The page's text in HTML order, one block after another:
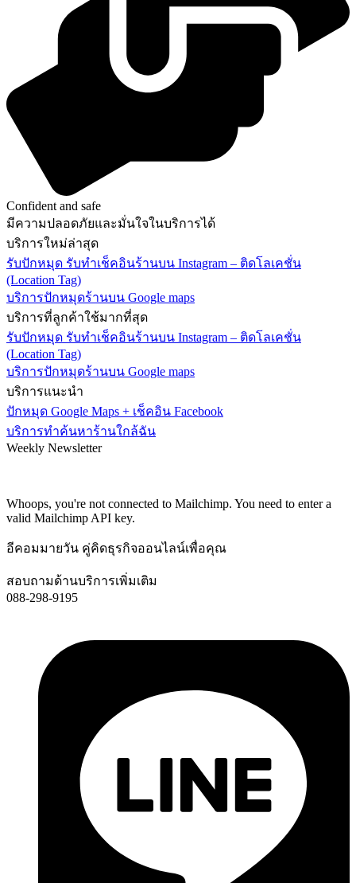
Confident and safe
มีความปลอดภัยและมั่นใจในบริการได้
บริการใหม่ล่าสุด
รับปักหมุด รับทำเช็คอินร้านบน Instagram – ติดโลเคชั่น
(Location Tag)
บริการปักหมุดร้านบน Google maps
บริการที่ลูกค้าใช้มากที่สุด
รับปักหมุด รับทำเช็คอินร้านบน Instagram – ติดโลเคชั่น
(Location Tag)
บริการปักหมุดร้านบน Google maps
บริการแนะนำ
ปักหมุด Google Maps + เช็คอิน Facebook
บริการทำค้นหาร้านใกล้ฉัน
Weekly Newsletter
Whoops, you're not connected to Mailchimp. You need to enter a
valid Mailchimp API key.
อีคอมมายวัน คู่คิดธุรกิจออนไลน์เพื่อคุณ
สอบถามด้านบริการเพิ่มเติม
088-298-9195